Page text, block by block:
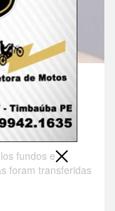
de
na
fundos e
foram transferidas